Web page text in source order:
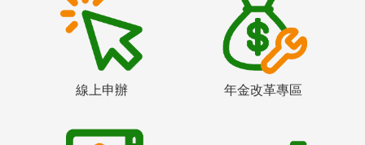
線上申辦 年金改革專區